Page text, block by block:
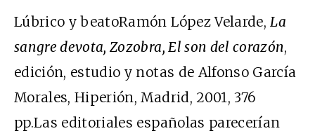
Lúbrico y beatoRamón López Velarde,La
sangre devota, Zozobra, El son del corazón,
edición, estudio y notas de Alfonso García
Morales, Hiperión, Madrid, 2001, 376
pp.Las editoriales españolas parecerían